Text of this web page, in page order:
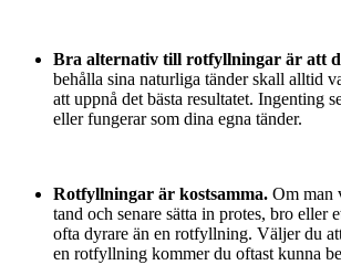
Bra alternativ till rotfyllningar är att
behålla sina naturliga tänder skall alltid
att uppnå det bästa resultatet. Ingenting
eller fungerar som dina egna tänder.
Rotfyllningar är kostsamma. Om man
tand och senare sätta in protes, bro eller
ofta dyrare än en rotfyllning. Väljer du
en rotfyllning kommer du oftast kunna